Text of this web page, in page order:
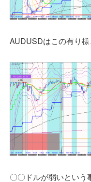
AUDUSDはこの有り様
〇〇ドルが弱いという